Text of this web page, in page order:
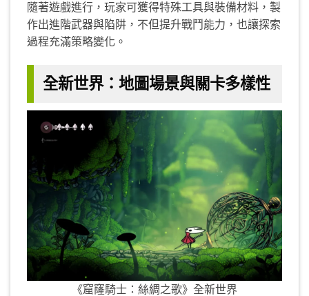
隨著遊戲進行，玩家可獲得特殊工具與裝備材料，製
作出進階武器與陷阱，不但提升戰鬥能力，也讓探索
過程充滿策略變化。
全新世界：地圖場景與關卡多樣性
《窟窿騎士：絲綢之歌》全新世界